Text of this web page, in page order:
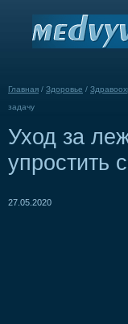
Главная / Здоровье /
задачу
Уход за
упростить
27.05.2020